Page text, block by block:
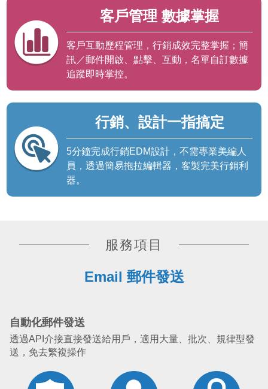
客戶管理 數據掌握
客戶互動歷程管理，行銷成效完整掌握；簡
訊／郵件開啟、點擊、互動，名單自訂數據
追蹤即時掌控。
行銷、設計一指搞定
5分鐘完成行銷EDM設計，不需專業美編人
員，透過簡易拖拉編輯器，客製完美行銷利
器。
服務項目
Email 郵件發送
自動化郵件發送
透過API介接直接發送給用戶，適用大量、批次、規律型發
送，免去繁複操作